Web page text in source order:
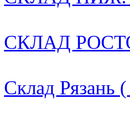
СКЛАД
Склад Рязань